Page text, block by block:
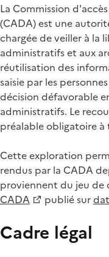
La Commission
(CADA) est une
chargée de veiller à la
administratifs et aux
réutilisation des
saisie par les
décision défavorable
administratifs. Le
préalable obligatoire
Cette exploration
rendus par la CADA
proviennent du jeu de
CADA
publié sur
Cadre légal